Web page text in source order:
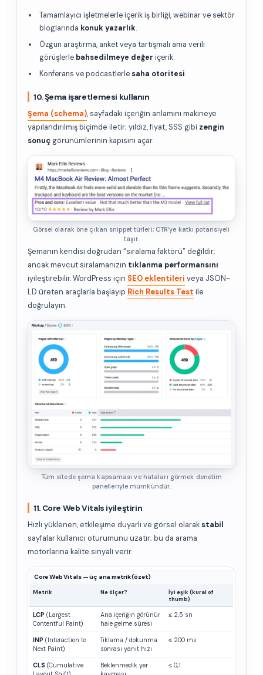
Tamamlayıcı işletmelerle içerik iş birliği, webinar ve sektör
bloglarında konuk yazarlık.
Özgün araştırma, anket veya tartışmalı ama verili
görüşlerle bahsedilmeye değer içerik.
Konferans ve podcastlerle saha otoritesi.
10. Şema işaretlemesi kullanın
Şema (schema), sayfadaki içeriğin anlamını makineye
yapılandırılmış biçimde iletir; yıldız, fiyat, SSS gibi zengin
sonuçgörünümlerinin kapısını açar.
Görsel olarak öne çıkan snippet türleri; CTR’ye katkı potansiyeli
taşır.
Şemanın kendisi doğrudan “sıralama faktörü” değildir;
ancak mevcut sıralamanızın tıklanma performansını
iyileştirebilir. WordPress için SEO eklentileri veya JSON-
LD üreten araçlarla başlayıp Rich Results Test ile
doğrulayın.
Tüm sitede şema kapsaması ve hataları görmek denetim
panelleriyle mümkündür.
11. Core Web Vitals iyileştirin
Hızlı yüklenen, etkileşime duyarlı ve görsel olarak stabil
sayfalar kullanıcı oturumunu uzatır; bu da arama
motorlarına kalite sinyali verir.
Core Web Vitals — üç ana metrik (özet)
Metrik Ne ölçer?
İyi eşik (kural of
thumb)
LCP (Largest
Contentful Paint)
Ana içeriğin görünür
hale gelme süresi
≤ 2,5 sn
INP (Interaction to
Next Paint)
Tıklama / dokunma
sonrası yanıt hızı
≤ 200 ms
CLS (Cumulative
Beklenmedik yer
≤ 0,1